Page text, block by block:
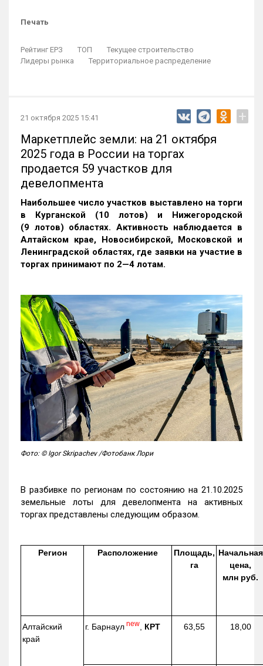
Печать
Рейтинг ЕРЗ ТОП
Текущее строительство
Лидеры рынка
Территориальное распределение
21 октября 2025 15:41 +
Маркетплейс земли: на 21 октября
2025 года в России на торгах
продается 59 участков для
девелопмента
Наибольшее число участков выставлено на торги
в Курганской (10 лотов) и Нижегородской
(9 лотов) областях. Активность наблюдается в
Алтайском крае, Новосибирской, Московской и
Ленинградской областях, где заявки на участие в
торгах принимают по 2—4 лотам.
Фото: © Igor Skripachev /Фотобанк Лори
В разбивке по регионам по состоянию на 21.10.2025
земельные лоты для девелопмента на активных
торгах представлены следующим образом.
Регион Расположение
Площадь,
га
Начальная
цена,
млн руб.
Алтайский
край
г. Барнаул new КРТ 63,55 18,00